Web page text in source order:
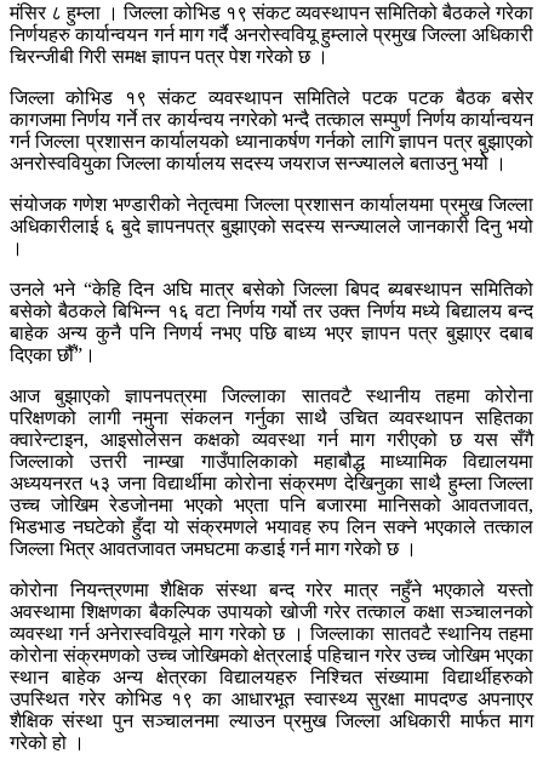
मंसिर ८ हुम्ला । जिल्ला कोभिड १९ संकट व्यवस्थापन समितिको बैठकले गरेका
निर्णयहरु कार्यान्वयन गर्न माग गर्दै अनरोस्ववियू हुम्लाले प्रमुख जिल्ला अधिकारी
चिरन्जीबी गिरी समक्ष ज्ञापन पत्र पेश गरेको छ ।
जिल्ला कोभिड १९ संकट व्यवस्थापन समितिले पटक पटक बैठक बसेर
कागजमा निर्णय गर्ने तर कार्यन्वय नगरेको भन्दै तत्काल सम्पुर्ण निर्णय कार्यान्वयन
गर्न जिल्ला प्रशासन कार्यालयको ध्यानाकर्षण गर्नको लागि ज्ञापन पत्र बुझाएको
अनरोस्ववियुका जिल्ला कार्यालय सदस्य जयराज सन्ज्यालले बताउनु भयोे ।
संयोजक गणेश भण्डारीको नेतृत्वमा जिल्ला प्रशासन कार्यालयमा प्रमुख जिल्ला
अधिकारीलाई ६ बुदे ज्ञापनपत्र बुझाएको सदस्य सन्ज्यालले जानकारी दिनु भयो
।
उनले भने “केहि दिन अघि मात्र बसेको जिल्ला बिपद ब्यबस्थापन समितिको
बसेको बैठकले बिभिन्न १६ वटा निर्णय गर्यो तर उक्त निर्णय मध्ये बिद्यालय बन्द
बाहेक अन्य कुनै पनि निणर्य नभए पछि बाध्य भएर ज्ञापन पत्र बुझाएर दबाब
दिएका छौँ”।
आज बुझाएको ज्ञापनपत्रमा जिल्लाका सातवटै स्थानीय तहमा कोरोना
परिक्षणको लागी नमुना संकलन गर्नुका साथै उचित व्यवस्थापन सहितका
क्वारेन्टाइन, आइसोलेसन कक्षको व्यवस्था गर्न माग गरीएको छ यस सँगै
जिल्लाको उत्तरी नाम्खा गाउँपालिकाको महाबौद्ध माध्यामिक विद्यालयमा
अध्ययनरत ५३ जना विद्यार्थीमा कोरोना संक्रमण देखिनुका साथै हुम्ला जिल्ला
उच्च जोखिम रेडजोनमा भएको भएता पनि बजारमा मानिसको आवतजावत,
भिडभाड नघटेको हुँदा यो संक्रमणले भयावह रुप लिन सक्ने भएकाले तत्काल
जिल्ला भित्र आवतजावत जमघटमा कडाई गर्न माग गरेको छ ।
कोरोना नियन्त्रणमा शैक्षिक संस्था बन्द गरेर मात्र नहुँने भएकाले यस्तो
अवस्थामा शिक्षणका बैकल्पिक उपायको खोजी गरेर तत्काल कक्षा सञ्चालनको
व्यवस्था गर्न अनेरास्ववियूले माग गरेको छ । जिल्लाका सातवटै स्थानिय तहमा
कोरोना संक्रमणको उच्च जोखिमको क्षेत्रलाई पहिचान गरेर उच्च जोखिम भएका
स्थान बाहेक अन्य क्षेत्रका विद्यालयहरु निश्चित संख्यामा विद्यार्थीहरुको
उपस्थित गरेर कोभिड १९ का आधारभूत स्वास्थ्य सुरक्षा मापदण्ड अपनाएर
शैक्षिक संस्था पुन सञ्चालनमा ल्याउन प्रमुख जिल्ला अधिकारी मार्फत माग
गरेको हो ।